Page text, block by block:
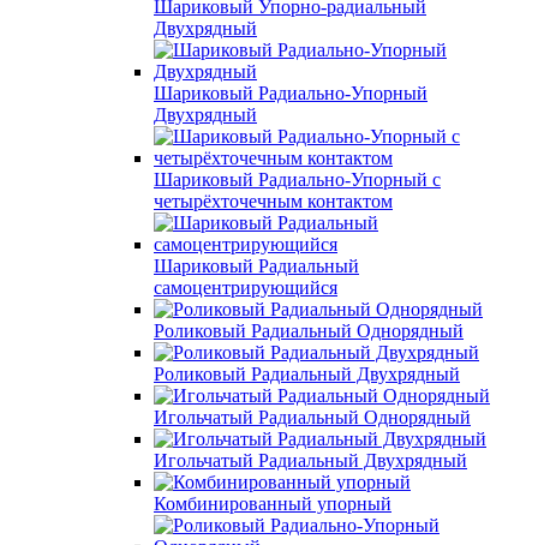
Шариковый Упорно-радиальный
Двухрядный
Шариковый Радиально-Упорный
Двухрядный
Шариковый Радиально-Упорный с
четырёхточечным контактом
Шариковый Радиальный
самоцентрирующийся
Роликовый Радиальный Однорядный
Роликовый Радиальный Двухрядный
Игольчатый Радиальный Однорядный
Игольчатый Радиальный Двухрядный
Комбинированный упорный